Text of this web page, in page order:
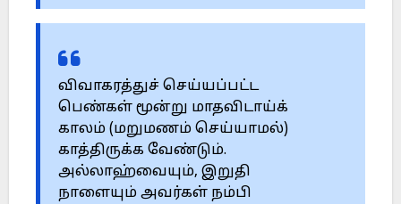
விவாகரத்துச் செய்யப்பட்ட
பெண்கள் மூன்று மாதவிடாய்க்
காலம் (மறுமணம் செய்யாமல்)
காத்திருக்க வேண்டும்.
அல்லாஹ்வையும், இறுதி
நாளையும் அவர்கள் நம்பி